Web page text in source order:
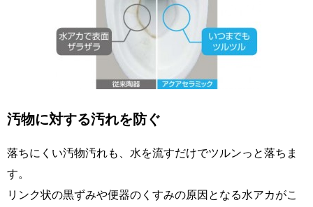
汚物に対する汚れを防ぐ
落ちにくい汚物汚れも、水を流すだけでツルンっと落ちま
す。
リンク状の黒ずみや便器のくすみの原因となる水アカがこ